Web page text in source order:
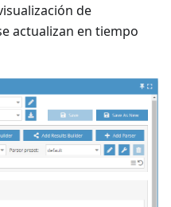
de
actualizan en tiempo